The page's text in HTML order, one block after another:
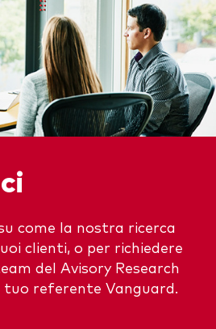
come la nostra ricerca
clienti, o per richiedere
del Avisory Research
referente Vanguard.